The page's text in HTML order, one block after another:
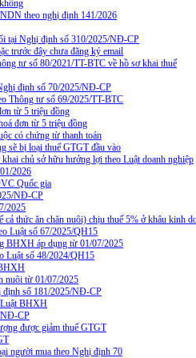
theo nghị định 141/2026
tại Nghị định số 310/2025/NĐ-CP
trước đây chưa đăng ký email
tư số 80/2021/TT-BTC về hồ sơ khai thuế
định số 70/2025/NĐ-CP
Thông tư số 69/2025/TT-BTC
từ 5 triệu đồng
đơn từ 5 triệu đồng
có chứng từ thanh toán
sẽ bị loại thuế GTGT đầu vào
chủ sở hữu hưởng lợi theo Luật doanh nghiệp
2026
Quốc gia
NĐ-CP
2025
thức ăn chăn nuôi) chịu thuế 5% ở khâu kinh
Luật số 67/2025/QH15
BHXH áp dụng từ 01/07/2025
Luật số 48/2024/QH15
nuôi từ 01/07/2025
định số 181/2025/NĐ-CP
BHXH
NĐ-CP
được giảm thuế GTGT
người mua theo Nghị định 70